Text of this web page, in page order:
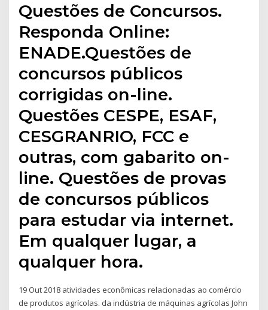
Questões de Concursos.
Responda Online:
ENADE.Questões de
concursos públicos
corrigidas on-line.
Questões CESPE, ESAF,
CESGRANRIO, FCC e
outras, com gabarito on-
line. Questões de provas
de concursos públicos
para estudar via internet.
Em qualquer lugar, a
qualquer hora.
19 Out 2018 atividades econômicas relacionadas ao comércio
de produtos agrícolas. da indústria de máquinas agrícolas John